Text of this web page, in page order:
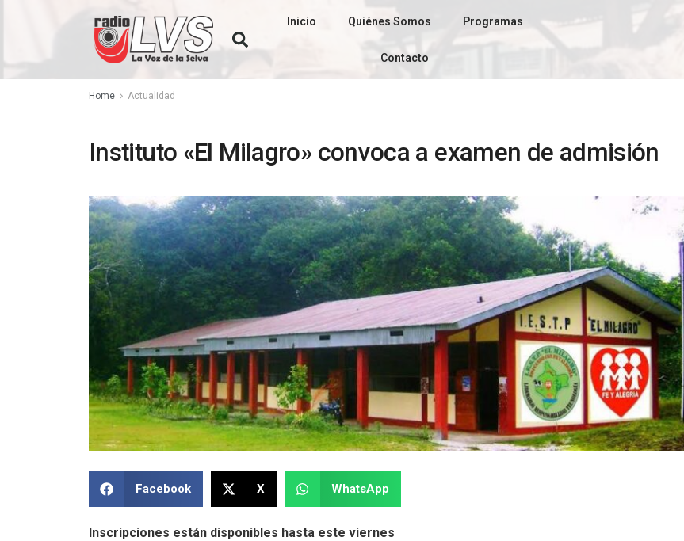
Inicio Quiénes Somos Programas
Contacto
Home Actualidad
Instituto «El Milagro» convoca a examen de admisión
Facebook X WhatsApp
Inscripciones están disponibles hasta este viernes